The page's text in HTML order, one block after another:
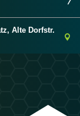
Alte Dorfstr.